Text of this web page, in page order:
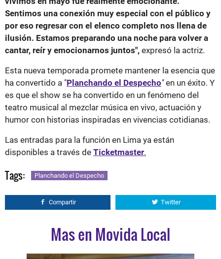
Sentimos una conexión muy especial con el público y
por eso regresar con el elenco completo nos llena de
ilusión. Estamos preparando una noche para volver a
cantar, reír y emocionarnos juntos", expresó la actriz.
Esta nueva temporada promete mantener la esencia que
ha convertido a "Planchando el Despecho"en un éxito. Y
es que el show se ha convertido en un fenómeno del
teatro musical al mezclar música en vivo, actuación y
humor con historias inspiradas en vivencias cotidianas.
Las entradas para la función en Lima ya están
disponibles a través de Ticketmaster.
Tags: Planchando el Despecho
Compartir Twitter
Mas en Movida Local